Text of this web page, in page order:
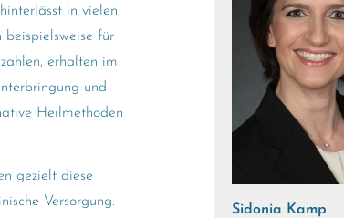
Sidonia Kamp
in vielen
beispielsweise für
erhalten im
und
Heilmethoden
gezielt diese
Versorgung.